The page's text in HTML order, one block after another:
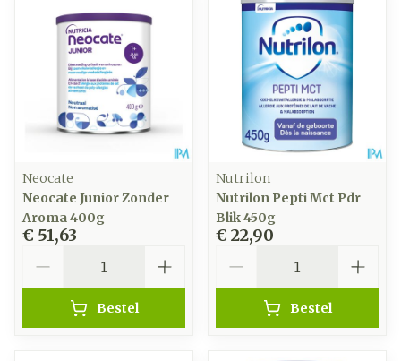
Neocate
Neocate Junior Zonder
Aroma 400g
€ 51,63
Bestel
Nutrilon
Nutrilon Pepti Mct Pdr
Blik 450g
€ 22,90
Bestel